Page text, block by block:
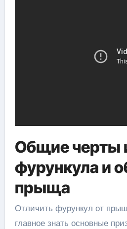
Общие черты
фурункула и
прыща
Отличить фурункул от
главное знать основные